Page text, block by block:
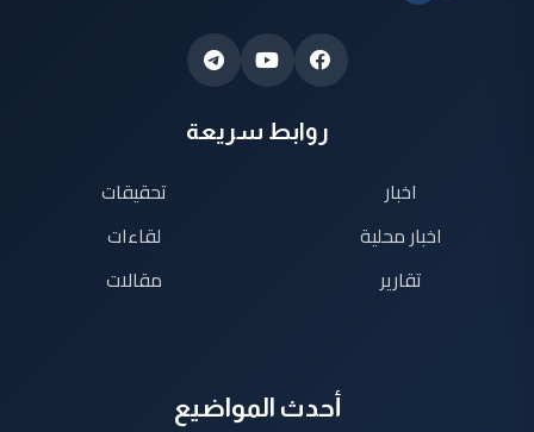
روابط سريعة
اخبار
اخبار محلية
تقارير
تحقيقات
لقاءات
مقالات
أحدث المواضيع